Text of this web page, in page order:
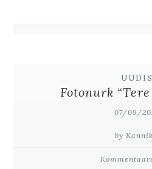
UUDIS
Fotonurk
07/09/
by